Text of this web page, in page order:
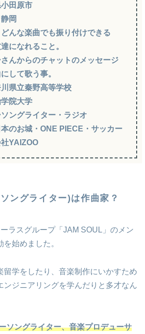
田原市
岡
んな楽曲でも振り付けできる
になれること。
からのチャットのメッセージ
して歌う事。
県立秦野高等学校
院大学
ングライター・ラジオ
のお城・ONE PIECE・サッカー
YAIZOO
ングライター)は作曲家？
ラスグループ「JAM SOUL」のメン
始めました。
留学をしたり、音楽制作にいかすため
ンジニアリングを学んだりと多才なん
ソングライター、音楽プロデューサ